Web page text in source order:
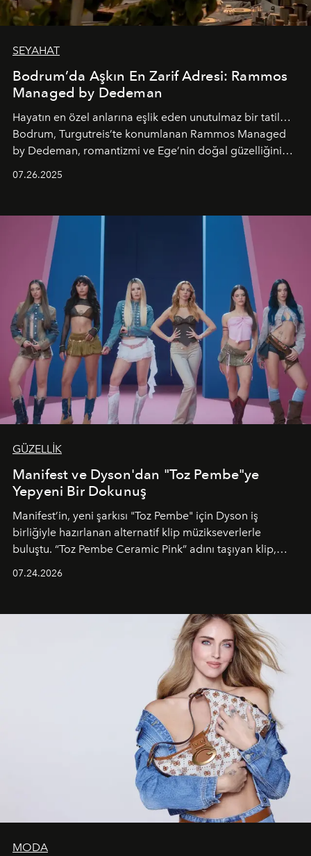
SEYAHAT
Bodrum’da Aşkın En Zarif Adresi: Rammos
Managed by Dedeman
Hayatın en özel anlarına eşlik eden unutulmaz bir tatil…
Bodrum, Turgutreis’te konumlanan Rammos Managed
by Dedeman, romantizmi ve Ege’nin doğal güzelliğini
07.26.2025
GÜZELLİK
Manifest ve Dyson'dan "Toz Pembe"ye
Yepyeni Bir Dokunuş
Manifest’in, yeni şarkısı "Toz Pembe" için Dyson iş
birliğiyle hazırlanan alternatif klip müzikseverlerle
buluştu. “Toz Pembe Ceramic Pink” adını taşıyan klip,
unsurlarından biri olarak öne çıkıyor.
07.24.2026
MODA